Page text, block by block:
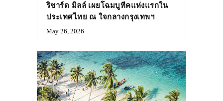
ริชาร์ด มิลล์ เผยโฉมบูทีคแห่งแรกใน
ประเทศไทย ณ ใจกลางกรุงเทพฯ
May 26, 2026